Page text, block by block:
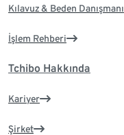
Kılavuz & Beden Danışmanı
İşlem Rehberi
Tchibo Hakkında
Kariyer
Şirket